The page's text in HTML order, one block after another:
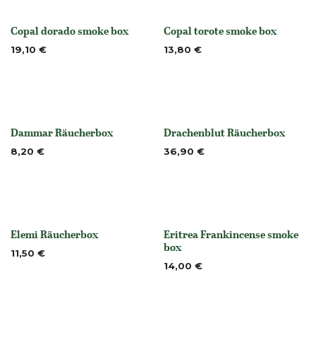
Nicht vorrättig
Copal dorado smoke box
19,10 € Nicht vorrättig
Copal torote smoke box
13,80 €
None
Dammar Räucherbox
8,20 € None
Drachenblut Räucherbox
36,90 €
None
Elemi Räucherbox
11,50 € None
Eritrea Frankincense smoke
box
14,00 €